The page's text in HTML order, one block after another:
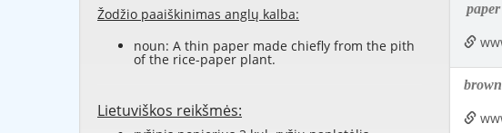
Žodžio paaiškinimas anglų kalba:
noun: A thin paper made chiefly from the pith
of the rice-paper plant.
Lietuviškos reikšmės:
paper
brown